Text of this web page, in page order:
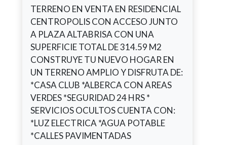
TERRENO EN VENTA EN RESIDENCIAL
CENTROPOLIS CON ACCESO JUNTO
A PLAZA ALTABRISA CON UNA
SUPERFICIE TOTAL DE 314.59 M2
CONSTRUYE TU NUEVO HOGAR EN
UN TERRENO AMPLIO Y DISFRUTA DE:
*CASA CLUB *ALBERCA CON AREAS
VERDES *SEGURIDAD 24 HRS *
SERVICIOS OCULTOS CUENTA CON:
*LUZ ELECTRICA *AGUA POTABLE
*CALLES PAVIMENTADAS